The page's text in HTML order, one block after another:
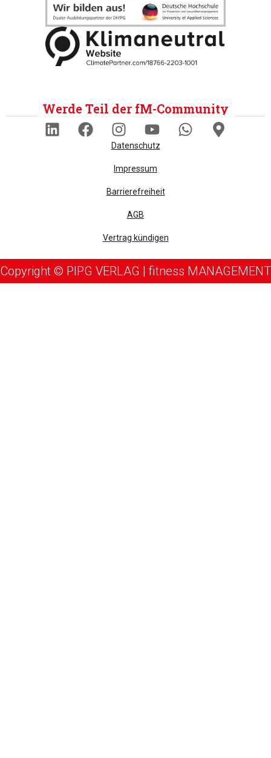
Werde Teil der fM-Community
Datenschutz
Impressum
Barrierefreiheit
AGB
Vertrag kündigen
Copyright © PIPG VERLAG | fitness MANAGEMENT